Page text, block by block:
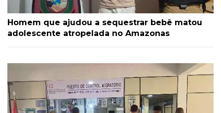
Homem que ajudou a sequestrar bebê matou
adolescente atropelada no Amazonas